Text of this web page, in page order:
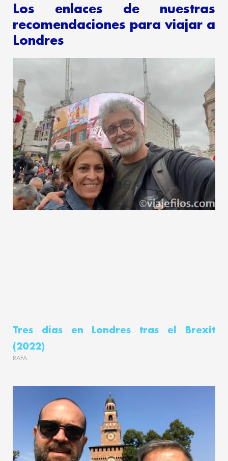
Los enlaces de nuestras
recomendaciones para viajar a
Londres
Tres días en Londres tras el Brexit
(2022)
RAFA